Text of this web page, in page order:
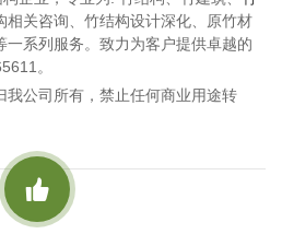
相关咨询、竹结构设计深化、原竹材
系列服务。致力为客户提供卓越的
。
我公司所有，禁止任何商业用途转
